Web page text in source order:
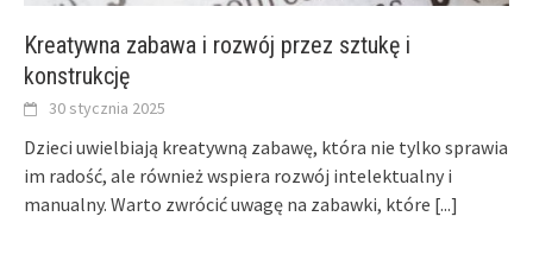
Kreatywna zabawa i rozwój przez sztukę i
konstrukcję
30 stycznia 2025
Dzieci uwielbiają kreatywną zabawę, która nie tylko sprawia
im radość, ale również wspiera rozwój intelektualny i
manualny. Warto zwrócić uwagę na zabawki, które [...]